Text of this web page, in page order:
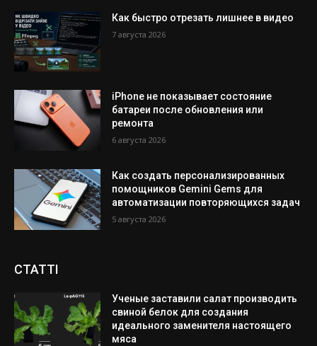
Как быстро отрезать лишнее в видео
7 августа 2026
iPhone не показывает состояние
батареи после обновления или
ремонта
6 августа 2026
Как создать персонализированных
помощников Gemini Gems для
автоматизации повторяющихся задач
5 августа 2026
СТАТТІ
Ученые заставили салат производить
свиной белок для создания
идеального заменителя настоящего
мяса